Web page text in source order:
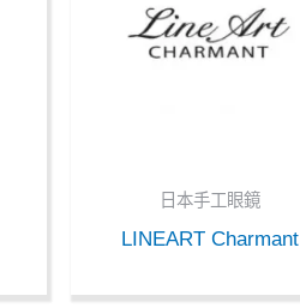
日本手工眼鏡
LINEART Charmant